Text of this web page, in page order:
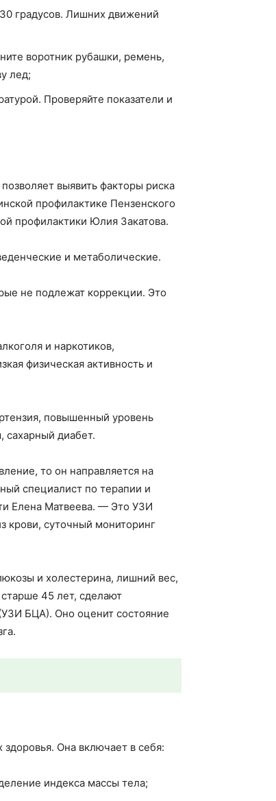
градусов. Лишних движений
воротник рубашки, ремень,
лед;
Проверяйте показатели и
выявить факторы риска
профилактике Пензенского
профилактики Юлия Закатова.
и метаболические.
не подлежат коррекции. Это
и наркотиков,
физическая активность и
повышенный уровень
сахарный диабет.
то он направляется на
специалист по терапии и
Елена Матвеева. — Это УЗИ
крови, суточный мониторинг
и холестерина, лишний вес,
45 лет, сделают
БЦА). Оно оценит состояние
Она включает в себя:
индекса массы тела;